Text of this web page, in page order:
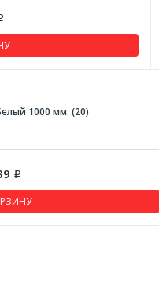
1000 мм. (20)
Р